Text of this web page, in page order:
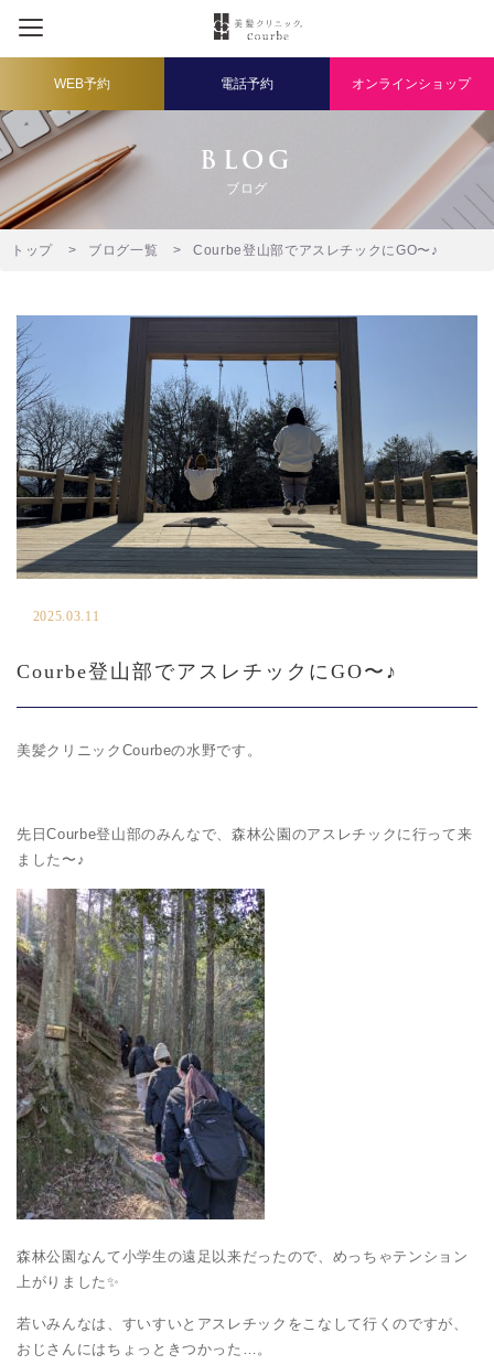
WEB予約 電話予約 オンラインショップ
BLOG
ブログ
トップ ブログ一覧 Courbe登山部でアスレチックにGO〜♪
2025.03.11
Courbe登山部でアスレチックにGO〜♪
美髪クリニックCourbeの水野です。
先日Courbe登山部のみんなで、森林公園のアスレチックに行って来
ました〜♪
森林公園なんて小学生の遠足以来だったので、めっちゃテンション
上がりました✨
若いみんなは、すいすいとアスレチックをこなして行くのですが、
おじさんにはちょっときつかった…。